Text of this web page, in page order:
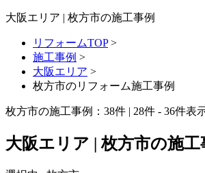
大阪エリア | 枚方市の施工事例
リフォームTOP>
施工事例 >
大阪エリア >
枚方市のリフォーム施工事例
枚方市の施工事例： 38件 | 28件 - 36件表
大阪エリア | 枚方市の施工